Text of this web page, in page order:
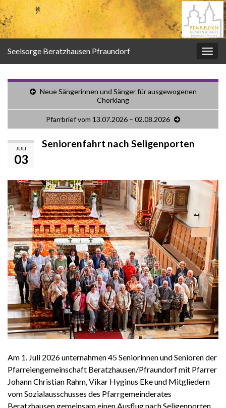
Seelsorge Beratzhausen Pfraundorf
Neue Sängerinnen und Sänger für ausgewogenen
Chorklang
Pfarrbrief vom 13.07.2026 – 02.08.2026
JULI
03
Seniorenfahrt nach Seligenporten
Am 1. Juli 2026 unternahmen 45 Seniorinnen und Senioren der
Pfarreiengemeinschaft Beratzhausen/Pfraundorf mit Pfarrer
Johann Christian Rahm, Vikar Hyginus Eke und Mitgliedern
vom Sozialausschusses des Pfarrgemeinderates
Beratzhausen gemeinsam einen Ausflug nach Seligenporten.